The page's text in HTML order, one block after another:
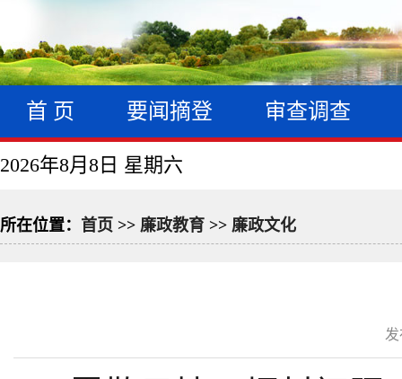
首 页 要闻摘登 审查调查
2026年8月8日 星期六
所在位置： 首页 >> 廉政教育 >> 廉政文化